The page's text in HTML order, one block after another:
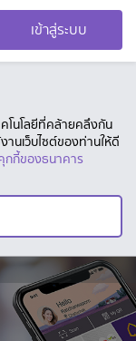
เข้าสู่ระบบ
คโนโลยีที่คล้ายคลึงกัน
านเว็บไซต์ของท่านให้ดี
กกี้ของธนาคาร